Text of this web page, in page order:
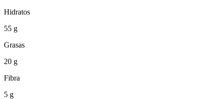
Hidratos
55 g
Grasas
20 g
Fibra
5 g